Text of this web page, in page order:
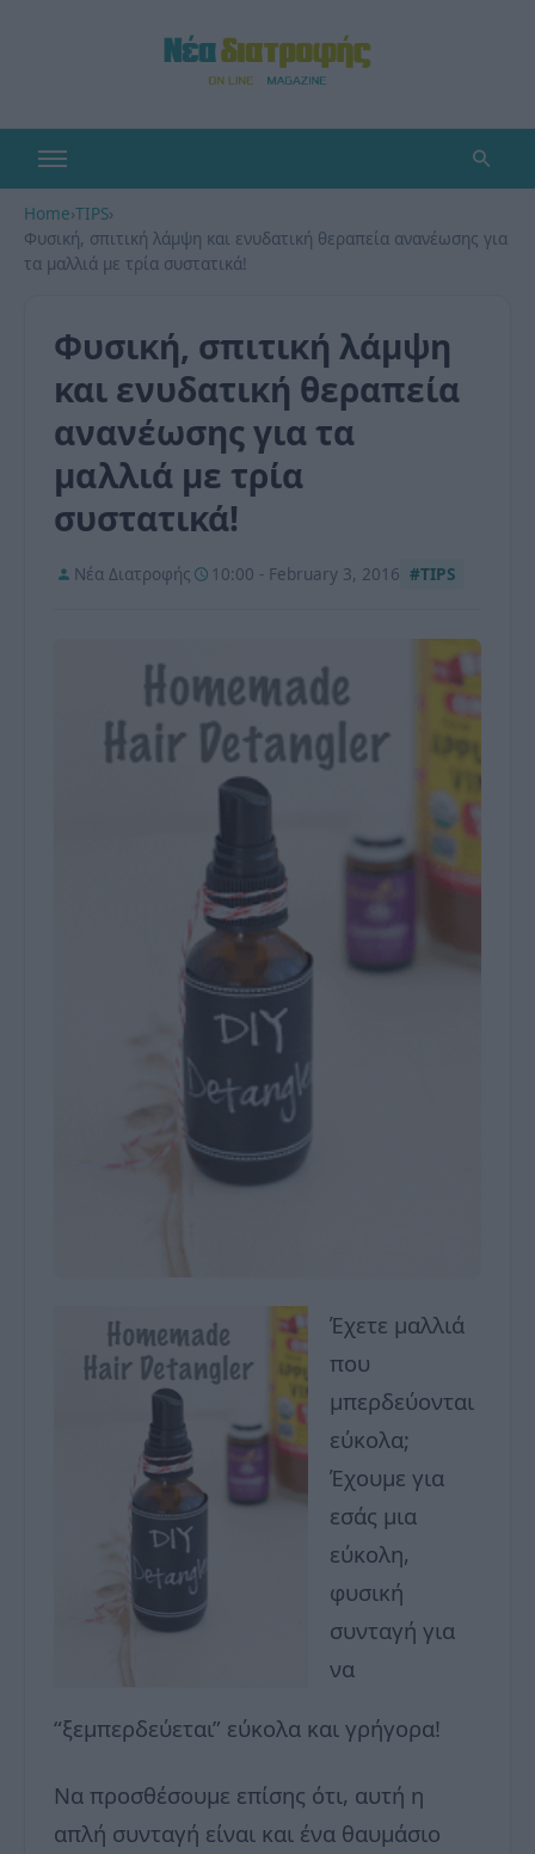
Home›TIPS›
Φυσική, σπιτική λάμψη και ενυδατική θεραπεία ανανέωσης για
τα μαλλιά με τρία συστατικά!
Φυσική, σπιτική λάμψη
και ενυδατική θεραπεία
ανανέωσης για τα
μαλλιά με τρία
συστατικά!
Νέα Διατροφής 10:00 - February 3, 2016 #TIPS
Έχετε μαλλιά
που
μπερδεύονται
εύκολα;
Έχουμε για
εσάς μια
εύκολη,
φυσική
συνταγή για
να
“ξεμπερδεύεται” εύκολα και γρήγορα!
Να προσθέσουμε επίσης ότι, αυτή η
απλή συνταγή είναι και ένα θαυμάσιο